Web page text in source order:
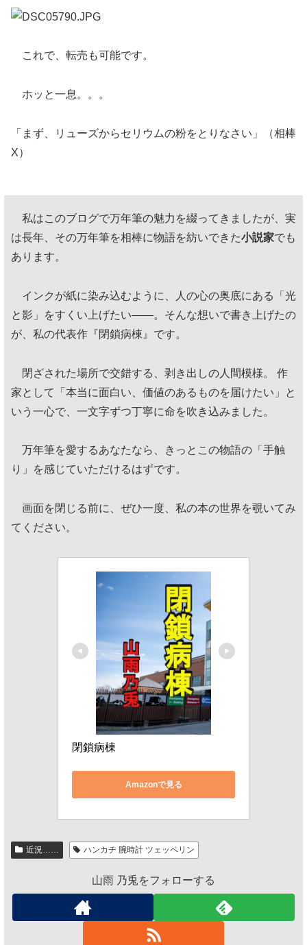
これで、転売も可能です。
ホッと一息。。。
「まず、リューズからセリウムの粉をとりなさい」（相棒
X）
私はこのブログで万年筆の魅力を綴ってきましたが、実
は長年、その万年筆を相棒に物語を紡いできた小説家でも
あります。
インクが紙に染み込むように、人の心の奥底にある「光
と影」をすくい上げたい——。そんな想いで書き上げたの
が、私の代表作『閉鎖病棟』です。
閉ざされた場所で交錯する、剥き出しの人間模様。 作
家として「本当に面白い、価値のあるものを届けたい」と
いう一心で、一文字ずつ丁寧に命を吹き込みました。
万年筆を愛するあなたなら、きっとこの物語の「手触
り」を感じていただけるはずです。
画面を閉じる前に、ぜひ一度、私の本の世界を覗いてみ
てください。
閉鎖病棟
Amazonで見る
近況…… ハンカチ 腕時計 ツェッペリン
山雨 乃兎をフォローする